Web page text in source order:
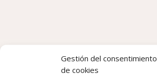
Gestión del consentimiento
de cookies